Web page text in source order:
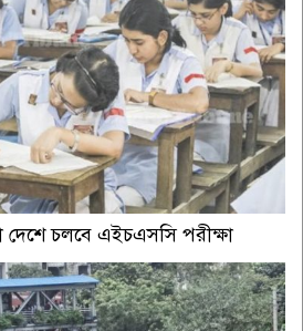
দেশে চলবে এইচএসসি পরীক্ষা